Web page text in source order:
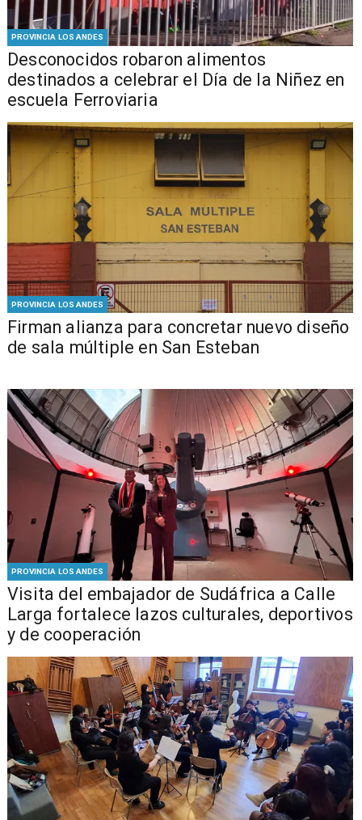
PROVINCIA LOS ANDES
Desconocidos robaron alimentos
destinados a celebrar el Día de la Niñez en
escuela Ferroviaria
PROVINCIA LOS ANDES
​​Firman alianza para concretar nuevo diseño
de sala múltiple en San Esteban
PROVINCIA LOS ANDES
​Visita del embajador de Sudáfrica a Calle
Larga fortalece lazos culturales, deportivos
y de cooperación